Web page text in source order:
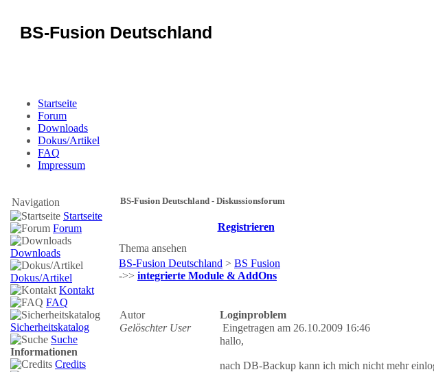
BS-Fusion Deutschland
Startseite
Forum
Downloads
Dokus/Artikel
FAQ
Impressum
Navigation
Startseite
Forum
Downloads
Dokus/Artikel
Kontakt
FAQ
Sicherheitskatalog
Suche
Informationen
Credits
BS-Fusion Deutschland - Diskussionsforum
Registrieren
Thema ansehen
BS-Fusion Deutschland > BS Fusion
->> integrierte Module & AddOns
Autor Loginproblem
Gelöschter User
Eingetragen am 26.10.2009 16:46
hallo,
nach DB-Backup kann ich mich nicht mehr